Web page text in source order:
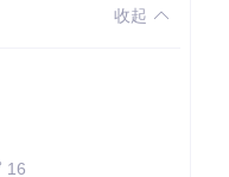
收起
16